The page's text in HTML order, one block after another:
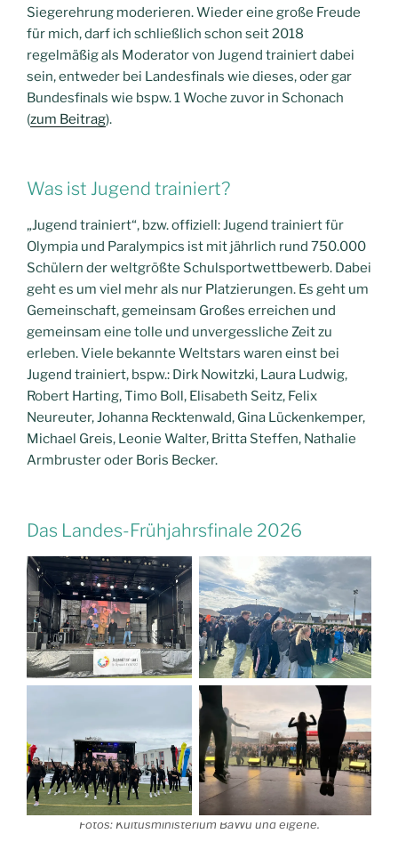
Siegerehrung moderieren. Wieder eine große Freude
für mich, darf ich schließlich schon seit 2018
regelmäßig als Moderator von Jugend trainiert dabei
sein, entweder bei Landesfinals wie dieses, oder gar
Bundesfinals wie bspw. 1 Woche zuvor in Schonach
(zum Beitrag).
Was ist Jugend trainiert?
„Jugend trainiert“, bzw. offiziell: Jugend trainiert für
Olympia und Paralympics ist mit jährlich rund 750.000
Schülern der weltgrößte Schulsportwettbewerb. Dabei
geht es um viel mehr als nur Platzierungen. Es geht um
Gemeinschaft, gemeinsam Großes erreichen und
gemeinsam eine tolle und unvergessliche Zeit zu
erleben. Viele bekannte Weltstars waren einst bei
Jugend trainiert, bspw.: Dirk Nowitzki, Laura Ludwig,
Robert Harting, Timo Boll, Elisabeth Seitz, Felix
Neureuter, Johanna Recktenwald, Gina Lückenkemper,
Michael Greis, Leonie Walter, Britta Steffen, Nathalie
Armbruster oder Boris Becker.
Das Landes-Frühjahrsfinale 2026
Fotos: Kultusministerium BaWü und eigene.